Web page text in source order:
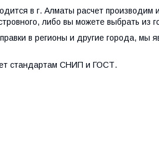
в г. Алматы расчет
либо вы можете выбрать из
в регионы и другие города, мы
стандартам СНИП и ГОСТ.